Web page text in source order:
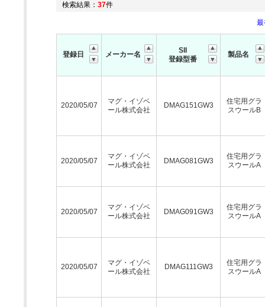
検索結果： 37件
登録日 メーカー名
SII
登録型番
製品名
2020/05/07
マグ・イゾベ
ール株式会社
DMAG151GW3
住宅用グラ
スウールB
2020/05/07
マグ・イゾベ
ール株式会社
DMAG081GW3
住宅用グラ
スウールA
2020/05/07
マグ・イゾベ
ール株式会社
DMAG091GW3
住宅用グラ
スウールA
2020/05/07
マグ・イゾベ
ール株式会社
DMAG111GW3
住宅用グラ
スウールA